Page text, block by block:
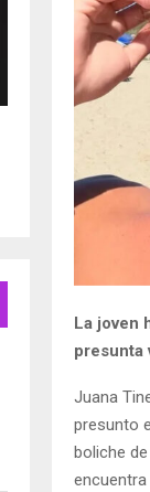
La joven
presunta
Juana
presunto
boliche